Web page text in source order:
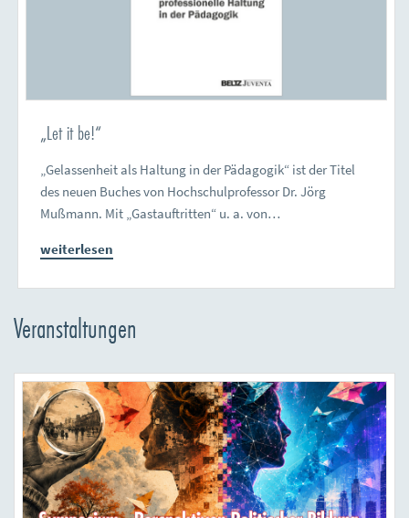
„Let it be!“
„Gelassenheit als Haltung in der Pädagogik“ ist der Titel
des neuen Buches von Hochschulprofessor Dr. Jörg
Mußmann. Mit „Gastauftritten“ u. a. von…
weiterlesen
Veranstaltungen